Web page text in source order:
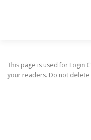
This page is used for Login
your readers. Do not delete